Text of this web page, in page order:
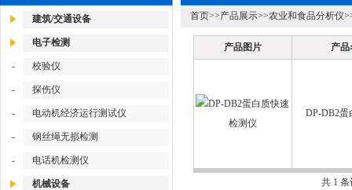
建筑/交通设备
电子检测
- 校验仪
- 探伤仪
- 电动机经济运行测试仪
- 钢丝绳无损检测
- 电话机检测仪
机械设备
首页>>产品展示>>农业和食品分析仪
产品图片 产品
DP-DB2蛋
共 1